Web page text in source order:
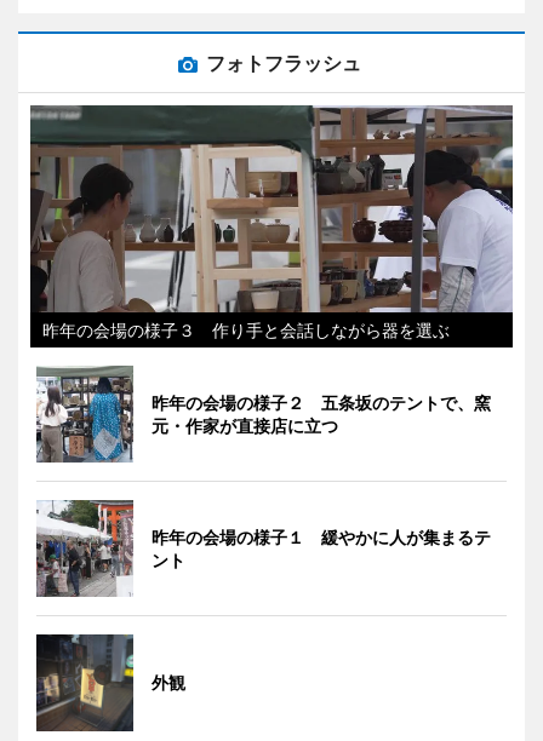
フォトフラッシュ
昨年の会場の様子３ 作り手と会話しながら器を選ぶ
昨年の会場の様子２ 五条坂のテントで、窯
元・作家が直接店に立つ
昨年の会場の様子１ 緩やかに人が集まるテ
ント
外観